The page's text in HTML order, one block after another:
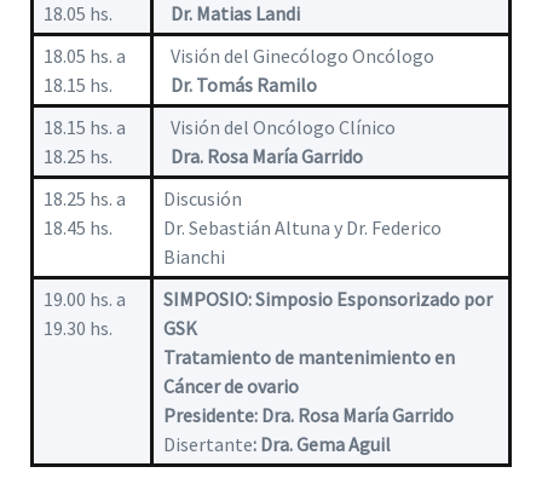
18.05 hs.
Dr. Matias Landi
18.05 hs. a
18.15 hs.
Visión del Ginecólogo Oncólogo
Dr. Tomás Ramilo
18.15 hs. a
18.25 hs.
Visión del Oncólogo Clínico
Dra. Rosa María Garrido
18.25 hs. a
18.45 hs.
Discusión
Dr. Sebastián Altuna y Dr. Federico
Bianchi
19.00 hs. a
19.30 hs.
SIMPOSIO: Simposio Esponsorizado por
GSK
Tratamiento de mantenimiento en
Cáncer de ovario
Presidente: Dra. Rosa María Garrido
Disertante: Dra. Gema Aguil